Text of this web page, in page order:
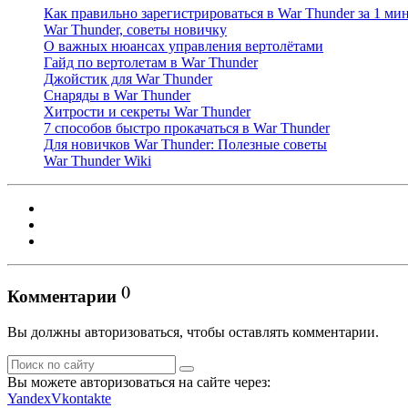
Как правильно зарегистрироваться в War Thunder за 1
War Thunder, советы новичку
О важных нюансах управления вертолётами
Гайд по вертолетам в War Thunder
Джойстик для War Thunder
Снаряды в War Thunder
Хитрости и секреты War Thunder
7 способов быстро прокачаться в War Thunder
Для новичков War Thunder: Полезные советы
War Thunder Wiki
Комментарии ()
Вы должны авторизоваться, чтобы оставлять комментарии.
Вы можете авторизоваться на сайте через:
YandexVkontakte